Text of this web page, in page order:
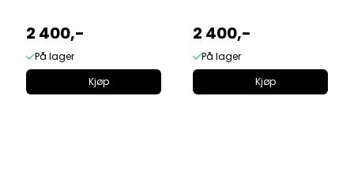
2 400,-
På lager
Kjøp
2 400,-
På lager
Kjøp